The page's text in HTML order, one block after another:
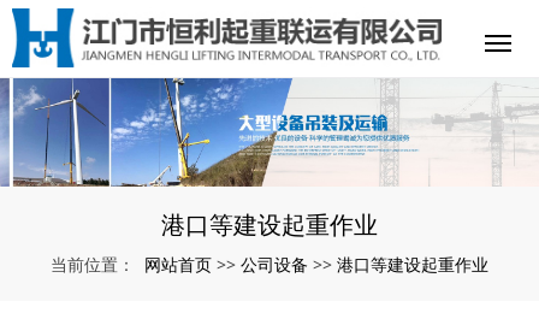
港口等建设起重作业
当前位置： 网站首页 >> 公司设备 >> 港口等建设起重作业